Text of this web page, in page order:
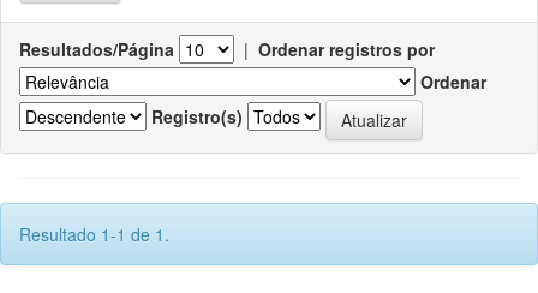
Resultados/Página | Ordenar registros por
Ordenar
Registro(s)
Resultado 1-1 de 1.